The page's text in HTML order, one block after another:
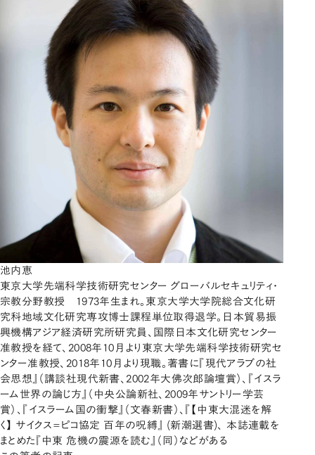
池内恵
東京大学先端科学技術研究センター グローバルセキュリティ・
宗教分野教授 1973年生まれ。東京大学大学院総合文化研
究科地域文化研究専攻博士課程単位取得退学。日本貿易振
興機構アジア経済研究所研究員、国際日本文化研究センター
准教授を経て、2008年10月より東京大学先端科学技術研究セ
ンター准教授、2018年10月より現職。著書に『現代アラブの社
会思想』（講談社現代新書、2002年大佛次郎論壇賞）、『イスラ
ーム世界の論じ方』（中央公論新社、2009年サントリー学芸
賞）、『イスラーム国の衝撃』（文春新書）、『【中東大混迷を解
く】 サイクス=ピコ協定 百年の呪縛』 (新潮選書)、 本誌連載を
まとめた『中東 危機の震源を読む』（同）などがある